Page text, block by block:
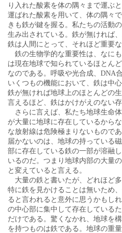
り入れた酸素を体の隅々まで運ぶ
運ばれた酸素を用いて、体の隅々
きも鉄が鍵を握る。私たちの活動
生み出されている。鉄が無ければ
鉄は人間にとって、それほど重要な
鉄の生物学的な重要性は、なに
は現在地球で知られているほとん
なのである。呼吸や光合成、DNA
いくつもの機能において、鉄は中
鉄が無ければ地球上のほとんどの
言えるほど、鉄はかけがえのない存
さらに言えば、私たち地球生命
が大量に地球に存在しているから
な放射線は危険極まりないもので
届かないのは、地球の持っている
部に存在している鉄の一部が溶融
いるのだ。つまり地球内部の大量
と変えていると言える。
大量の鉄と書いたが、どれほど
特に鉄を見かけることは無いため
ると言われると意外に思うかもし
の中心部に集中して存在している
だけである。驚くなかれ、地球を
を持つものは鉄である。地球の重